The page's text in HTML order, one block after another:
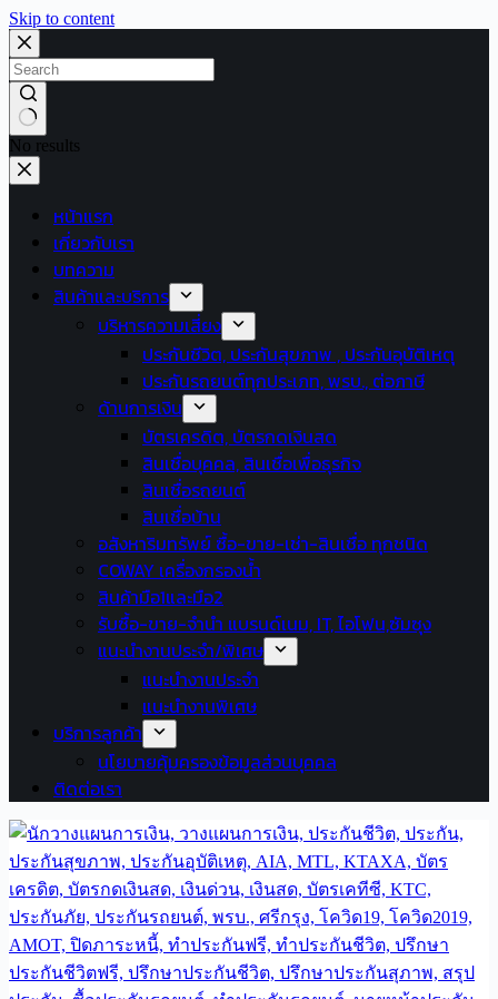
Skip to content
No results
หน้าแรก
เกี่ยวกับเรา
บทความ
สินค้าและบริการ
บริหารความเสี่ยง
ประกันชีวิต, ประกันสุขภาพ , ประกันอุบัติเหตุ
ประกันรถยนต์ทุกประเภท, พรบ., ต่อภาษี
ด้านการเงิน
บัตรเครดิต, บัตรกดเงินสด
สินเชื่อบุคคล, สินเชื่อเพื่อธุรกิจ
สินเชื่อรถยนต์
สินเชื่อบ้าน
อสังหาริมทรัพย์ ซื้อ-ขาย-เช่า-สินเชื่อ ทุกชนิด
COWAY เครื่องกรองน้ำ
สินค้ามือ1และมือ2
รับซื้อ-ขาย-จำนำ แบรนด์เนม, IT, ไอโฟน,ซัมซุง
แนะนำงานประจำ/พิเศษ
แนะนำงานประจำ
แนะนำงานพิเศษ
บริการลูกค้า
นโยบายคุ้มครองข้อมูลส่วนบุคคล
ติดต่อเรา